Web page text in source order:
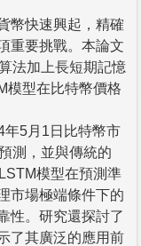
幣快速興起，精確
重要挑戰。本論文
法加上長短期記憶
型在比特幣價格
年5月1日比特幣市
測，並與傳統的
模型在預測準
市場極端條件下的
性。研究還探討了
了其廣泛的應用前